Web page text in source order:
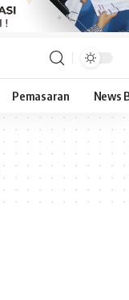
Pemasaran News